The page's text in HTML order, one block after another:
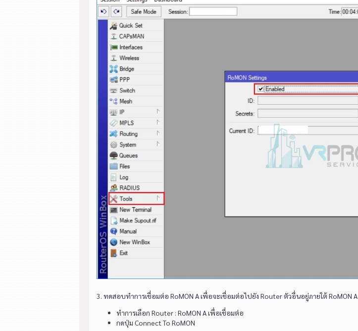
3. ทดสอบทำการเชื่อมต่อ RoMON A เพื่อจะเชื่อมต่อไปยัง Router ตัวอื่นอยู่ภายใต้ RoMON A
ทำการเลือก Router : RoMON A เพื่อเชื่อมต่อ
กดปุ่ม Connect To RoMON